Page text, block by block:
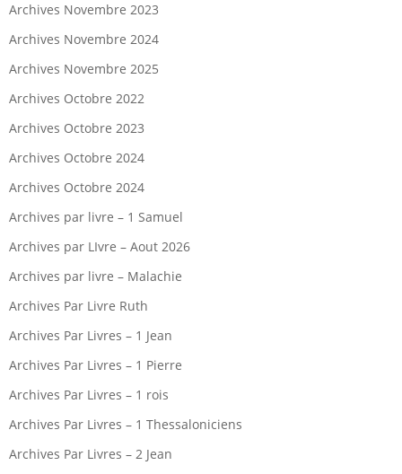
Archives Novembre 2023
Archives Novembre 2024
Archives Novembre 2025
Archives Octobre 2022
Archives Octobre 2023
Archives Octobre 2024
Archives Octobre 2024
Archives par livre – 1 Samuel
Archives par LIvre – Aout 2026
Archives par livre – Malachie
Archives Par Livre Ruth
Archives Par Livres – 1 Jean
Archives Par Livres – 1 Pierre
Archives Par Livres – 1 rois
Archives Par Livres – 1 Thessaloniciens
Archives Par Livres – 2 Jean